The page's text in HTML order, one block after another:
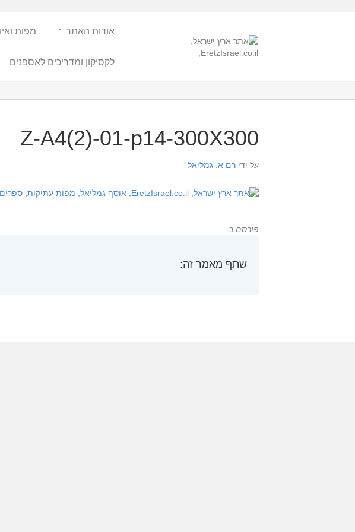
אודות האתר מפות
לקסיקון ומדריכים לאספנים
Z-A4(2)-01-p14-300X300
על ידי רם א. גמליאל
פורסם ב-
שתף מאמר זה: